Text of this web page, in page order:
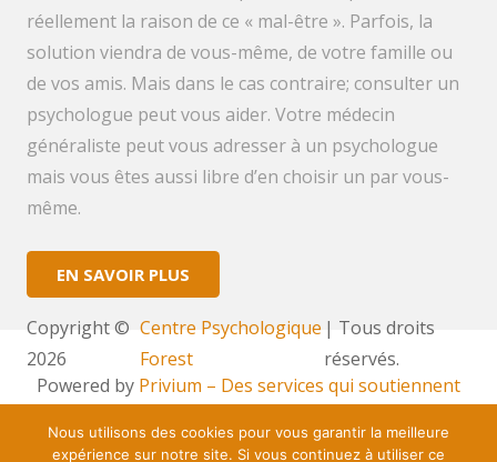
réellement la raison de ce « mal-être ». Parfois, la
solution viendra de vous-même, de votre famille ou
de vos amis. Mais dans le cas contraire; consulter un
psychologue peut vous aider. Votre médecin
généraliste peut vous adresser à un psychologue
mais vous êtes aussi libre d’en choisir un par vous-
même.
EN SAVOIR PLUS
Copyright ©
2026
Centre Psychologique
Forest
| Tous droits
réservés.
Powered by Privium – Des services qui soutiennent
hypnotherapeutes.
Nous utilisons des cookies pour vous garantir la meilleure
expérience sur notre site. Si vous continuez à utiliser ce